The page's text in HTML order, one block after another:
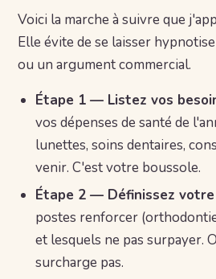
Voici la marche à suivre que
Elle évite de se laisser
ou un argument commercial.
Étape 1 — Listez vos
vos dépenses de santé de
lunettes, soins dentaires,
venir. C'est votre boussole.
Étape 2 — Définissez votre
postes renforcer
et lesquels ne pas surpayer.
surcharge pas.